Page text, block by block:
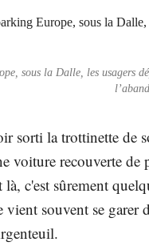
sous la Dalle, les usagers
sorti la trottinette de
voiture recouverte de
là, c'est sûrement
vient souvent se garer